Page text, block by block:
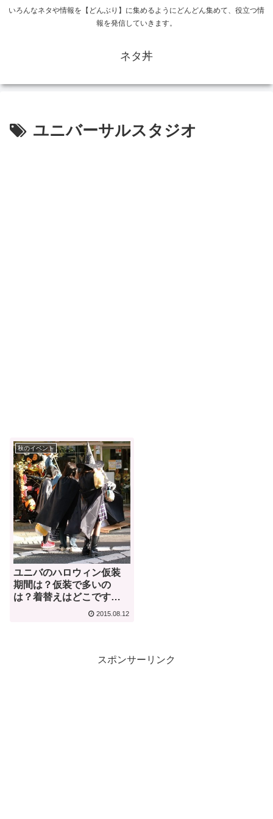
いろんなネタや情報を【どんぶり】に集めるようにどんどん集めて、役立つ情
報を発信していきます。
ネタ丼
ユニバーサルスタジオ
秋のイベント
ユニバのハロウィン仮装
期間は？仮装で多いの
は？着替えはどこです
2015.08.12
スポンサーリンク